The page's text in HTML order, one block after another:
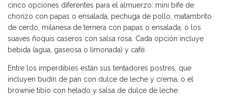
cinco opciones diferentes para el almuerzo: mini bife de
chorizo con papas o ensalada, pechuga de pollo, matambrito
de cerdo, milanesa de ternera con papas o ensalada, o los
suaves ñoquis caseros con salsa rosa. Cada opción incluye
bebida (agua, gaseosa o limonada) y café.
Entre los imperdibles están sus tentadores postres, que
incluyen budín de pan con dulce de leche y crema, o el
brownie tibio con helado y salsa de dulce de leche.